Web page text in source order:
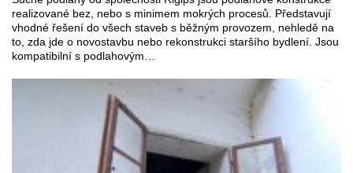
realizované bez, nebo s minimem mokrých procesů. Představují
vhodné řešení do všech staveb s běžným provozem, nehledě na
to, zda jde o novostavbu nebo rekonstrukci staršího bydlení. Jsou
kompatibilní s podlahovým…